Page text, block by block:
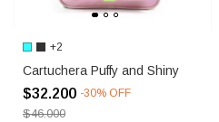
+2
Cartuchera Puffy and Shiny
$32.200 -30% OFF
$46.000